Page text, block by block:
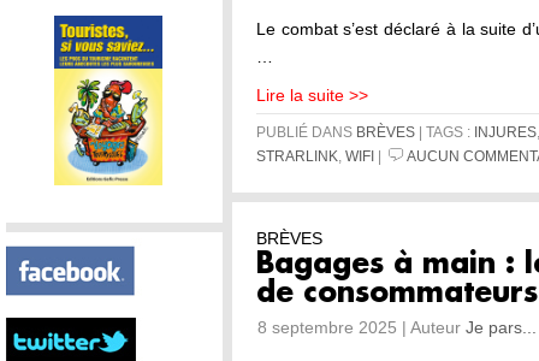
Le combat s’est déclaré à la suite
Lire la suite >>
PUBLIÉ DANS BRÈVES | TAGS : INJURES
STRARLINK WIFI AUCUN
BRÈVES
Bagages à main :
de
8 septembre 2025 | Auteur Je pars...